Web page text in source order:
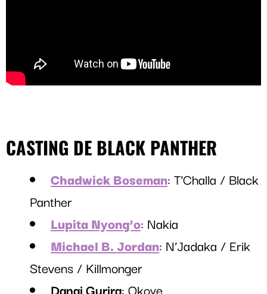
CASTING DE BLACK PANTHER
Chadwick Boseman: T’Challa / Black
Panther
Lupita Nyong’o: Nakia
Michael B. Jordan: N’Jadaka / Erik
Stevens / Killmonger
Danai Gurira: Okoye